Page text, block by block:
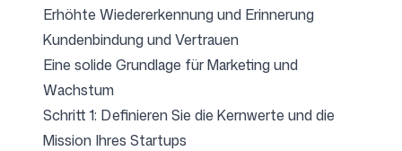
Erhöhte Wiedererkennung und Erinnerung
Kundenbindung und Vertrauen
Eine solide Grundlage für Marketing und
Wachstum
Schritt 1: Definieren Sie die Kernwerte und die
Mission Ihres Startups